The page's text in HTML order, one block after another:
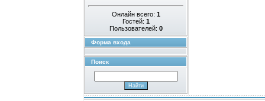
Онлайн всего: 1
Гостей: 1
Пользователей: 0
Форма входа
Поиск